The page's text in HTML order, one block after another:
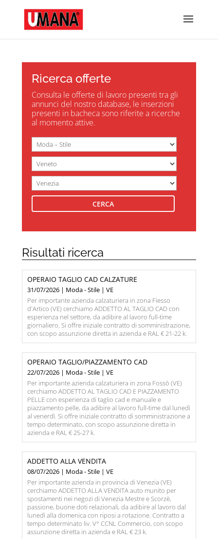
Ricerca offerte
Consulta le offerte di lavoro presenti tra gli
annunci del nostro database, le inserzioni
presenti in bacheca sono riferite a ricerche
al momento attive.
Risultati ricerca
OPERAIO TAGLIO CAD CALZATURE
31/07/2026 | Moda - Stile | VE
Per importante azienda calzaturiera in zona Fiesso
d'Artico (VE) cerchiamo ADDETTO AL TAGLIO CAD con
esperienza nel settore, da adibire al lavoro full-time
giornaliero. Si offre iniziale contratto di somministrazione,
con scopo assunzione diretta in azienda e RAL € 21-22 k.
OPERAIO TAGLIO/PIAZZAMENTO CAD
22/07/2026 | Moda - Stile | VE
Per importante azienda calzaturiera in zona Fossò (VE)
cerchiamo ADDETTO AL TAGLIO CAD E PIAZZAMENTO
PELLE con esperienza di taglio cad e manuale e
piazzamento pelle, da adibire al lavoro full-time dal lunedì
al venerdì. Si offre iniziale contratto di somministrazione a
tempo determinato, con scopo assunzione diretta in
azienda e RAL € 25-27 k.
ADDETTO ALLA VENDITA
08/07/2026 | Moda - Stile | VE
Per importante azienda in provincia di Venezia (VE)
cerchiamo ADDETTO ALLA VENDITA auto munito per
spostamenti nei negozi di Venezia Mestre e Scorzè,
passione, buone doti relazionali, da adibire al lavoro dal
lunedì alla domenica con riposi a rotazione. Contratto a
tempo determinato liv. V° CCNL Commercio, con scopo
assunzione diretta in azienda e RAL € 23 k.